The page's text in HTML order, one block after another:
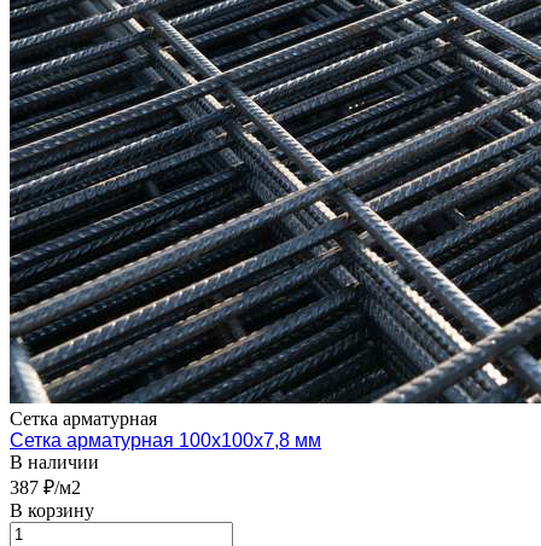
Сетка арматурная
Сетка арматурная 100х100х7,8 мм
В наличии
387 ₽/м2
В корзину